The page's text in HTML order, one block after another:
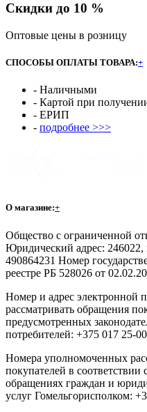
Скидки до 10 %
Оптовые цены в розницу
СПОСОБЫ ОПЛАТЫ ТОВАРА:+
- Наличными
- Картой при
- ЕРИП
- подробнее >>>
О магазине:+
Общество с ограниченной
Юридический адрес:
490864231 Номер
реестре РБ 528026 от
Номер и адрес электронной
рассматривать обращения
предусмотренных
потребителей: +375 017 25-
Номера уполномоченных
покупателей в соответствии
обращениях граждан и
услуг Гомельгорисполком: